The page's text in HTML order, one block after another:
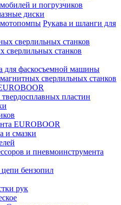
и погрузчиков
диски
Рукава и шланги для
сверлильных станков
для фаскосъемной машины
сверлильных станков
пластин
EUROBOOR
и смазки
и пневмоинструмента
бензопил
рук